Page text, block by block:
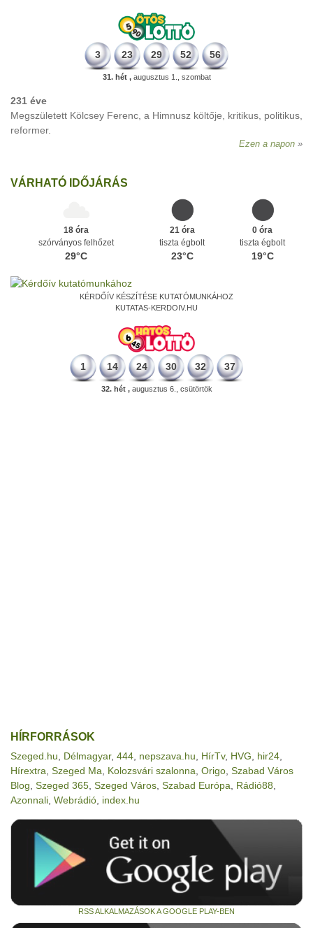
3 23 29 52 56
31. hét ,augusztus 1., szombat
231 éve
Megszületett Kölcsey Ferenc, a Himnusz költője, kritikus, politikus,
reformer.
Ezen a napon
VÁRHATÓ IDŐJÁRÁS
18 óra
szórványos felhőzet
29°C
21 óra
tiszta égbolt
23°C
0 óra
tiszta égbolt
19°C
KÉRDŐÍV KÉSZÍTÉSE KUTATÓMUNKÁHOZ
KUTATAS-KERDOIV.HU
1 14 24 30 32 37
32. hét ,augusztus 6., csütörtök
HÍRFORRÁSOK
Szeged.hu Délmagyar, 444 nepszava.hu HírTv, HVG hir24
Hírextra Szeged Ma Kolozsvári szalonna Origo Szabad Város
Blog Szeged 365 Szeged Város Szabad Európa Rádió88
Azonnali Webrádió index.hu
RSS ALKALMAZÁSOK A GOOGLE PLAY-BEN